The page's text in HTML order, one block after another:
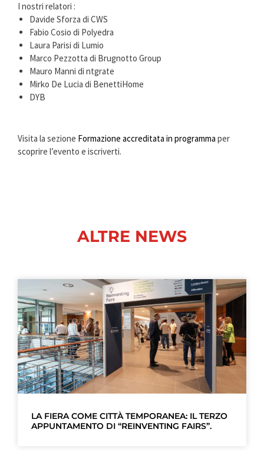
I nostri relatori :
Davide Sforza di CWS
Fabio Cosio di Polyedra
Laura Parisi di Lumio
Marco Pezzotta di Brugnotto Group
Mauro Manni di ntgrate
Mirko De Lucia di BenettiHome
DYB
Visita la sezione Formazione accreditata in programma per
scoprire l’evento e iscriverti.
ALTRE NEWS
LA FIERA COME CITTÀ TEMPORANEA: IL TERZO
APPUNTAMENTO DI “REINVENTING FAIRS”.